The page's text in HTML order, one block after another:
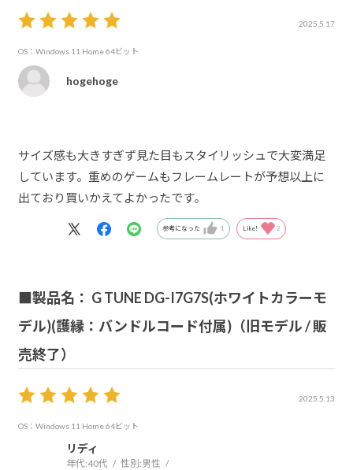
2025.5.17
OS：Windows 11 Home 64ビット
hogehoge
サイズ感も大きすぎず見た目もスタイリッシュで大変満足
しています。重めのゲームもフレームレートが予想以上に
出ており買いかえてよかったです。
参考になった 1 Like! 2
■製品名： G TUNE DG-I7G7S(ホワイトカラーモ
デル)(護縁：バンドルコード付属)（旧モデル / 販
売終了）
2025.5.13
OS：Windows 11 Home 64ビット
リディ
年代:40代 性別:男性